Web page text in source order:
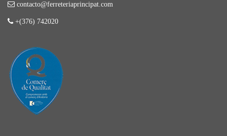
contacto@ferreteriaprincipat.com
+(376) 742020